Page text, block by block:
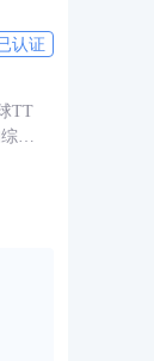
认证
TT
合
备